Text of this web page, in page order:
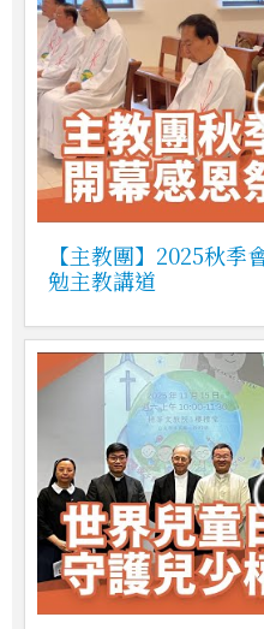
【主教團】2025秋季
勉主教講道